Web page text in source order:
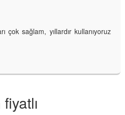
çok sağlam, yıllardır kullanıyoruz